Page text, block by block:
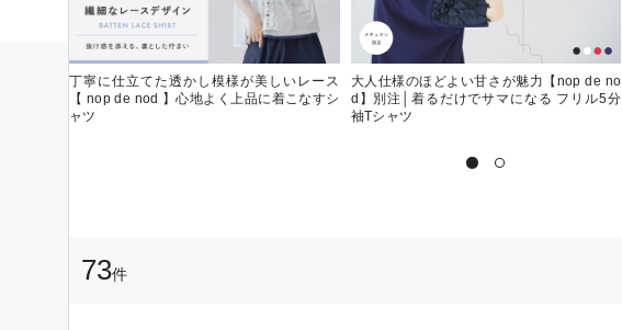
丁寧に仕立てた透かし模様が美しいレース
【 nop de nod 】心地よく上品に着こなすシ
ャツ
大人仕様のほどよい甘さが魅力【nop de no
d】別注│着るだけでサマになる フリル5分
袖Tシャツ
73件